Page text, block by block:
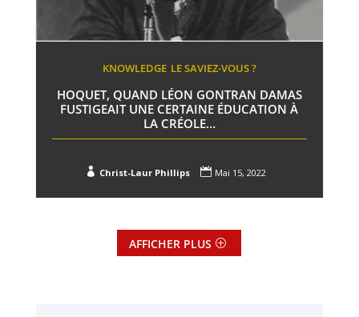
KNOWLEDGE LE SAVIEZ-VOUS ?
HOQUET, QUAND LÉON GONTRAN DAMAS
FUSTIGEAIT UNE CERTAINE ÉDUCATION À
LA CRÉOLE…
 Christ-Laur Phillips  Mai 15, 2022
AFFICHER PLUS